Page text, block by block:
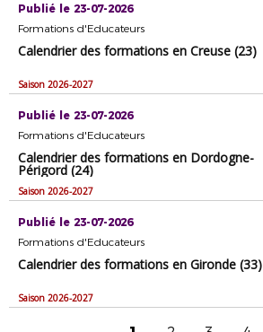
Publié le 23-07-2026
Formations d'Educateurs
Calendrier des formations en Creuse (23)
Saison 2026-2027
Publié le 23-07-2026
Formations d'Educateurs
Calendrier des formations en Dordogne-
Périgord (24)
Saison 2026-2027
Publié le 23-07-2026
Formations d'Educateurs
Calendrier des formations en Gironde (33)
Saison 2026-2027